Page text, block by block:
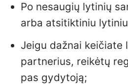
Po nesaugių lytinių
arba atsitiktiniu
Jeigu dažnai keičiate
partnerius, reikėtų
pas gydytoją;